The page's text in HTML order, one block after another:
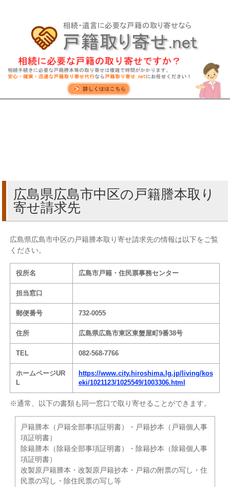
広島県広島市中区の戸籍謄本取り
寄せ請求先
広島県広島市中区の戸籍謄本取り寄せ請求先の情報は以下をご覧
ください。
役所名 広島市戸籍・住民票事務センター
担当窓口
郵便番号 732-0055
住所 広島県広島市東区東蟹屋町9番38号
TEL 082-568-7766
ホームページUR
L
https://www.city.hiroshima.lg.jp/living/kos
eki/1021123/1025549/1003306.html
※通常、以下の書類も同一窓口で取り寄せることができます。
戸籍謄本（戸籍全部事項証明書）・戸籍抄本（戸籍個人事
項証明書）
除籍謄本（除籍全部事項証明書）・除籍抄本（除籍個人事
項証明書）
改製原戸籍謄本・改製原戸籍抄本・戸籍の附票の写し・住
民票の写し・除住民票の写し等